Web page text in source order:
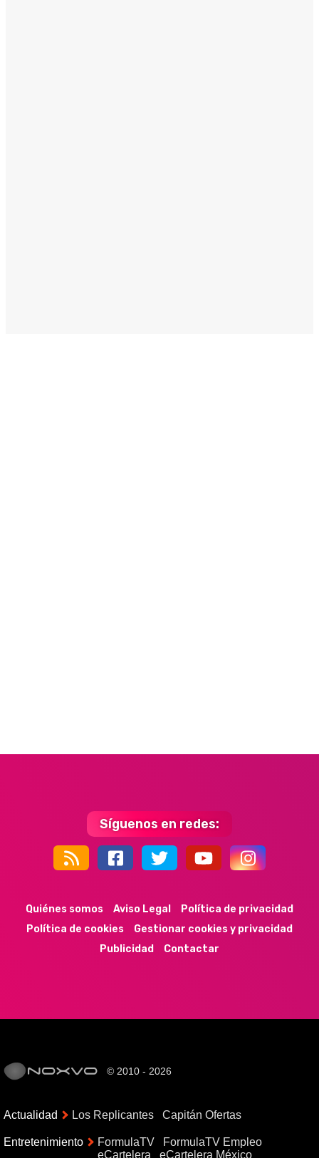
Síguenos en redes:
Quiénes somos Aviso Legal
Política de privacidad
Política de cookies
Gestionar cookies y privacidad
Publicidad
Contactar
© 2010 - 2026
Actualidad Los Replicantes Capitán Ofertas
Entretenimiento FormulaTV
FormulaTV Empleo
eCartelera
eCartelera México